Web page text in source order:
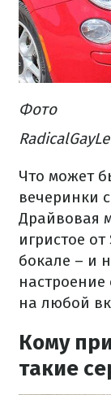
Фото
Что может
вечеринки
Драйвовая
игристое от
бокале – и
на любой
Кому
такие